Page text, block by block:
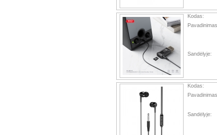
Kodas:
Sandėlyje:
Kodas:
Sandėlyje: